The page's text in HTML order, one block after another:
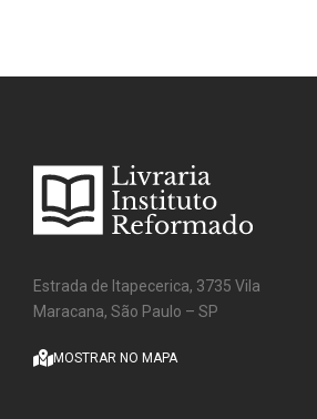
Estrada de Itapecerica, 3735 Vila
Maracana, São Paulo – SP
MOSTRAR NO MAPA